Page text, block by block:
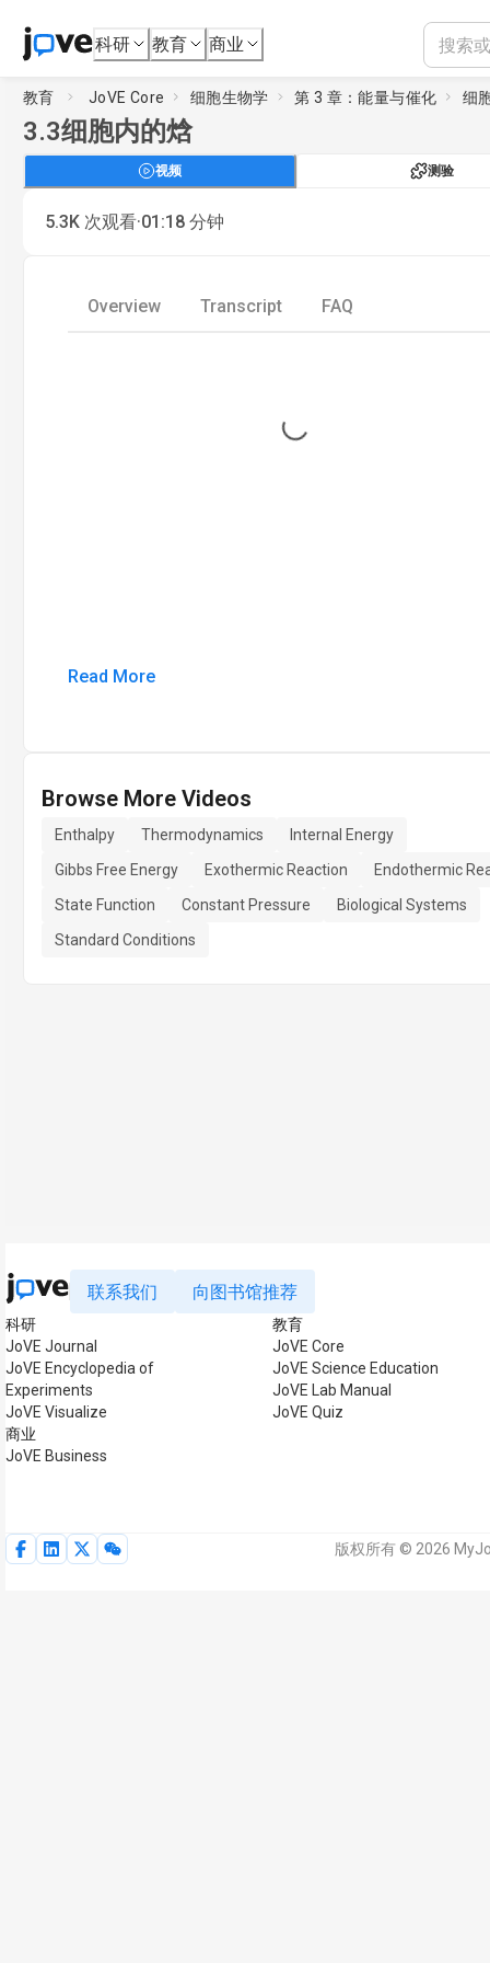
科研 教育 商业
教育 JoVE Core 细胞生物学 第 3 章：能量与催化 细
3.3细胞内的焓
视频 测验
5.3K 次观看·01:18 分钟
Overview Transcript FAQ
Loading...
Read More
Browse More Videos
Enthalpy Thermodynamics
Internal Energy
Gibbs Free Energy
Exothermic Reaction
Endothermic
State Function
Constant Pressure
Biological Systems
Standard Conditions
联系我们 向图书馆推荐
科研
JoVE Journal
JoVE Encyclopedia of
Experiments
JoVE Visualize
商业
JoVE Business
教育
JoVE Core
JoVE Science Education
JoVE Lab Manual
JoVE Quiz
版权所有 © 2026